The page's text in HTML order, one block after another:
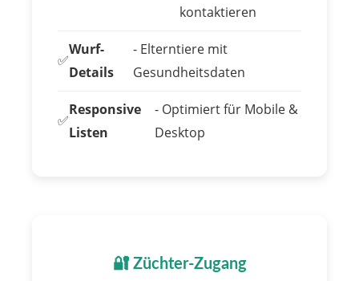
kontaktieren
✅
Wurf-
Details
- Elterntiere mit
Gesundheitsdaten
✅
Responsive
Listen
- Optimiert für Mobile &
Desktop
🔐 Züchter-Zugang